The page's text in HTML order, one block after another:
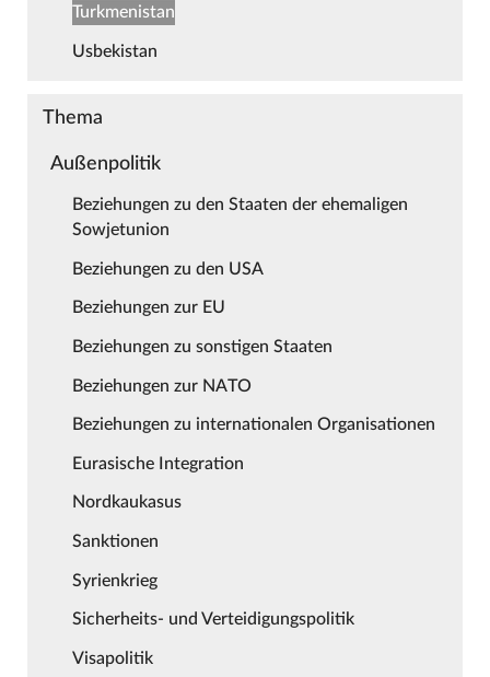
Turkmenistan
Usbekistan
Thema
Außenpolitik
Beziehungen zu den Staaten der ehemaligen
Sowjetunion
Beziehungen zu den USA
Beziehungen zur EU
Beziehungen zu sonstigen Staaten
Beziehungen zur NATO
Beziehungen zu internationalen Organisationen
Eurasische Integration
Nordkaukasus
Sanktionen
Syrienkrieg
Sicherheits- und Verteidigungspolitik
Visapolitik